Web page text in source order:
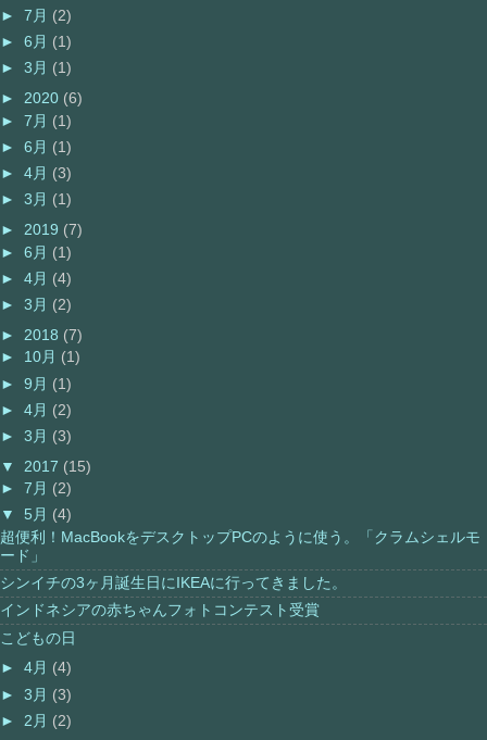
► 7月 (2)
► 6月 (1)
► 3月 (1)
► 2020 (6)
► 7月 (1)
► 6月 (1)
► 4月 (3)
► 3月 (1)
► 2019 (7)
► 6月 (1)
► 4月 (4)
► 3月 (2)
► 2018 (7)
► 10月 (1)
► 9月 (1)
► 4月 (2)
► 3月 (3)
▼ 2017 (15)
► 7月 (2)
▼ 5月 (4)
超便利！MacBookをデスクトップPCのように使う。「クラムシェルモ
ード」
シンイチの3ヶ月誕生日にIKEAに行ってきました。
インドネシアの赤ちゃんフォトコンテスト受賞
こどもの日
► 4月 (4)
► 3月 (3)
► 2月 (2)